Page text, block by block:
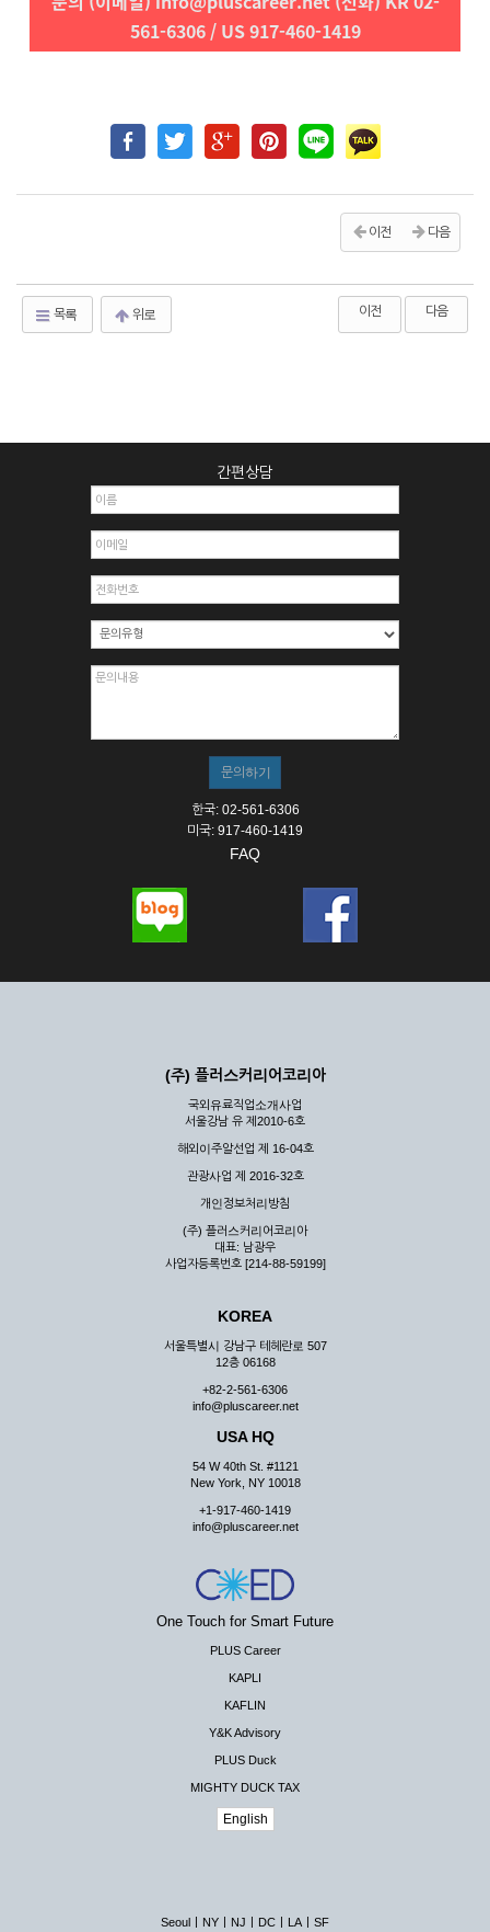
561-6306 / US 917-460-1419
이전 다음
목록 위로 이전 다음
간편상담
한국: 02-561-6306
미국: 917-460-1419
FAQ
(주) 플러스커리어코리아
국외유료직업소개사업
서울강남 유 제2010-6호
해외이주알선업 제 16-04호
관광사업 제 2016-32호
개인정보처리방침
(주) 플러스커리어코리아
대표: 남광우
사업자등록번호 [214-88-59199]
KOREA
서울특별시 강남구 테헤란로 507
12층 06168
+82-2-561-6306
info@pluscareer.net
USA HQ
54 W 40th St. #1121
New York, NY 10018
+1-917-460-1419
info@pluscareer.net
One Touch for Smart Future
PLUS Career
KAPLI
KAFLIN
Y&K Advisory
PLUS Duck
MIGHTY DUCK TAX
English
Seoul NY NJ DC LA SF